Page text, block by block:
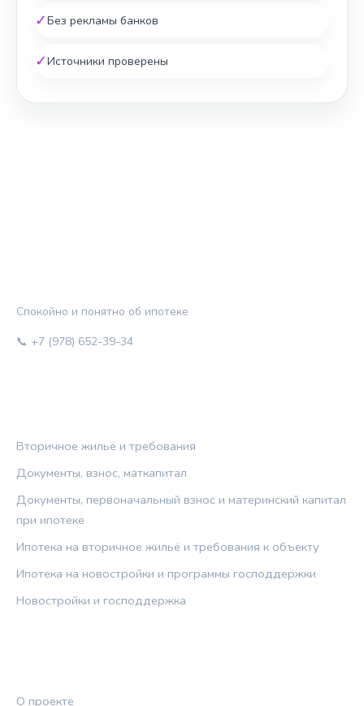
✓Без рекламы банков
✓Источники проверены
Спокойно и понятно об ипотеке
📞 +7 (978) 652-39-34
Вторичное жильё и требования
Документы, взнос, маткапитал
Документы, первоначальный взнос и материнский капитал
при ипотеке
Ипотека на вторичное жильё и требования к объекту
Ипотека на новостройки и программы господдержки
Новостройки и господдержка
О проекте